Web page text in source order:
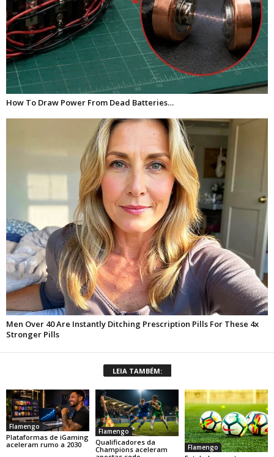
LEIA TAMBÉM:
Flamengo
Plataformas de iGaming
aceleram rumo a 2030
Flamengo
Qualificadores da
Champions aceleram
Flamengo